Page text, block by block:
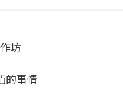
坊
的事情